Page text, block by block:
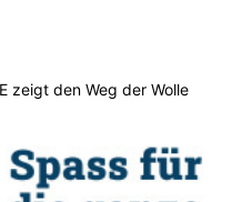
zeigt den Weg der Wolle